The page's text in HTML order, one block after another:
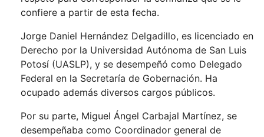
confiere a partir de esta fecha.
Jorge Daniel Hernández Delgadillo, es licenciado en
Derecho por la Universidad Autónoma de San Luis
Potosí (UASLP), y se desempeñó como Delegado
Federal en la Secretaría de Gobernación. Ha
ocupado además diversos cargos públicos.
Por su parte, Miguel Ángel Carbajal Martínez, se
desempeñaba como Coordinador general de